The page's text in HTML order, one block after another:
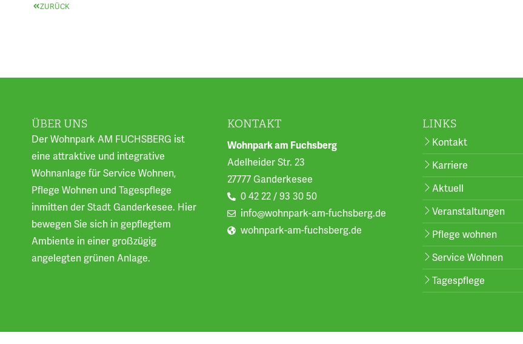
ZURÜCK
ÜBER UNS
Der Wohnpark AM FUCHSBERG ist
eine attraktive und integrative
Wohnanlage für Service Wohnen,
Pflege Wohnen und Tagespflege
inmitten der Stadt Ganderkesee. Hier
bewegen Sie sich in gepflegtem
Ambiente in einer großzügig
angelegten grünen Anlage.
KONTAKT
Wohnpark am Fuchsberg
Adelheider Str. 23
27777 Ganderkesee
0 42 22 / 93 30 50
info@wohnpark-am-fuchsberg.de
wohnpark-am-fuchsberg.de
LINKS
Kontakt
Karriere
Aktuell
Veranstaltungen
Pflege wohnen
Service Wohnen
Tagespflege